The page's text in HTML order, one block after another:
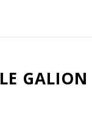
LE GALION